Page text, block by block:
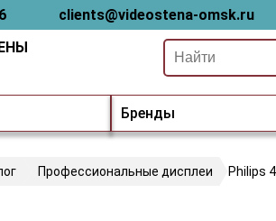
clients@videostena-omsk.ru
Бренды
Профессиональные дисплеи Philips